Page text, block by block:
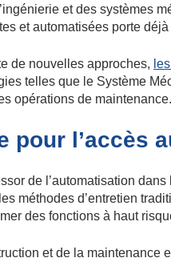
et des systèmes
et automatisées porte
de nouvelles approches,
telles que le Système
opérations de maintenance.
pour l’accès
de l’automatisation
méthodes d’entretien
des fonctions à haut
et de la